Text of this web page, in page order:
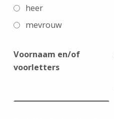
heer
mevrouw
Voornaam en/of
voorletters